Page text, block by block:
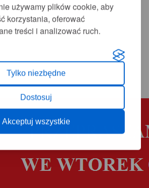
używamy plików cookie, aby
korzystania, oferować
treści i analizować ruch.
Tylko niezbędne
Dostosuj
Akceptuj wszystkie